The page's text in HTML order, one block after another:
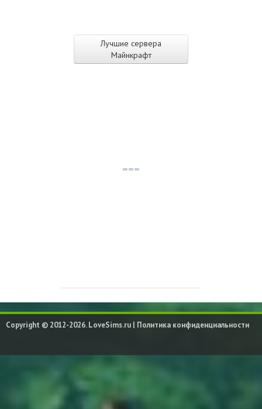
Лучшие сервера
Майнкрафт
Copyright © 2012-2026. LoveSims.ru | Политика конфиденциальности